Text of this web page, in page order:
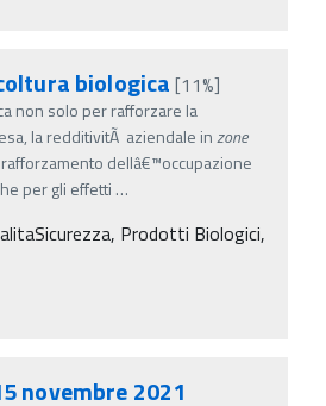
biologica [11%]
non solo per rafforzare la
la redditivitÃ aziendale inzone
dellâ€™occupazione
per gli effetti …
Prodotti Biologici,
novembre 2021